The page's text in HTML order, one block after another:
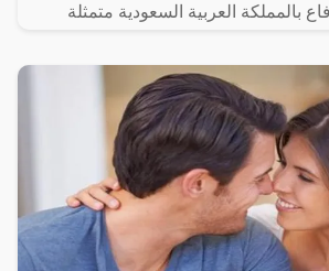
بالمملكة العربية السعودية متمثلة